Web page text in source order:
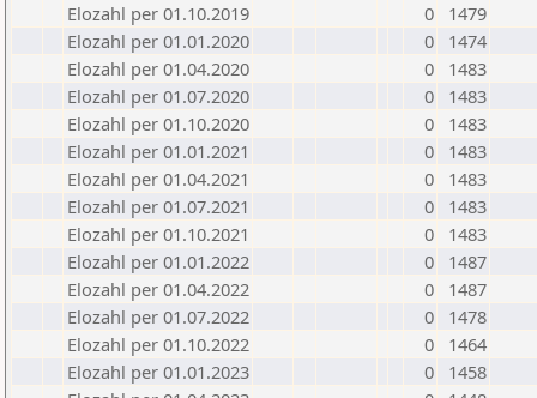
Elozahl per 01.10.2019
0
1479
Elozahl per 01.01.2020
0
1474
Elozahl per 01.04.2020
0
1483
Elozahl per 01.07.2020
0
1483
Elozahl per 01.10.2020
0
1483
Elozahl per 01.01.2021
0
1483
Elozahl per 01.04.2021
0
1483
Elozahl per 01.07.2021
0
1483
Elozahl per 01.10.2021
0
1483
Elozahl per 01.01.2022
0
1487
Elozahl per 01.04.2022
0
1487
Elozahl per 01.07.2022
0
1478
Elozahl per 01.10.2022
0
1464
Elozahl per 01.01.2023
0
1458